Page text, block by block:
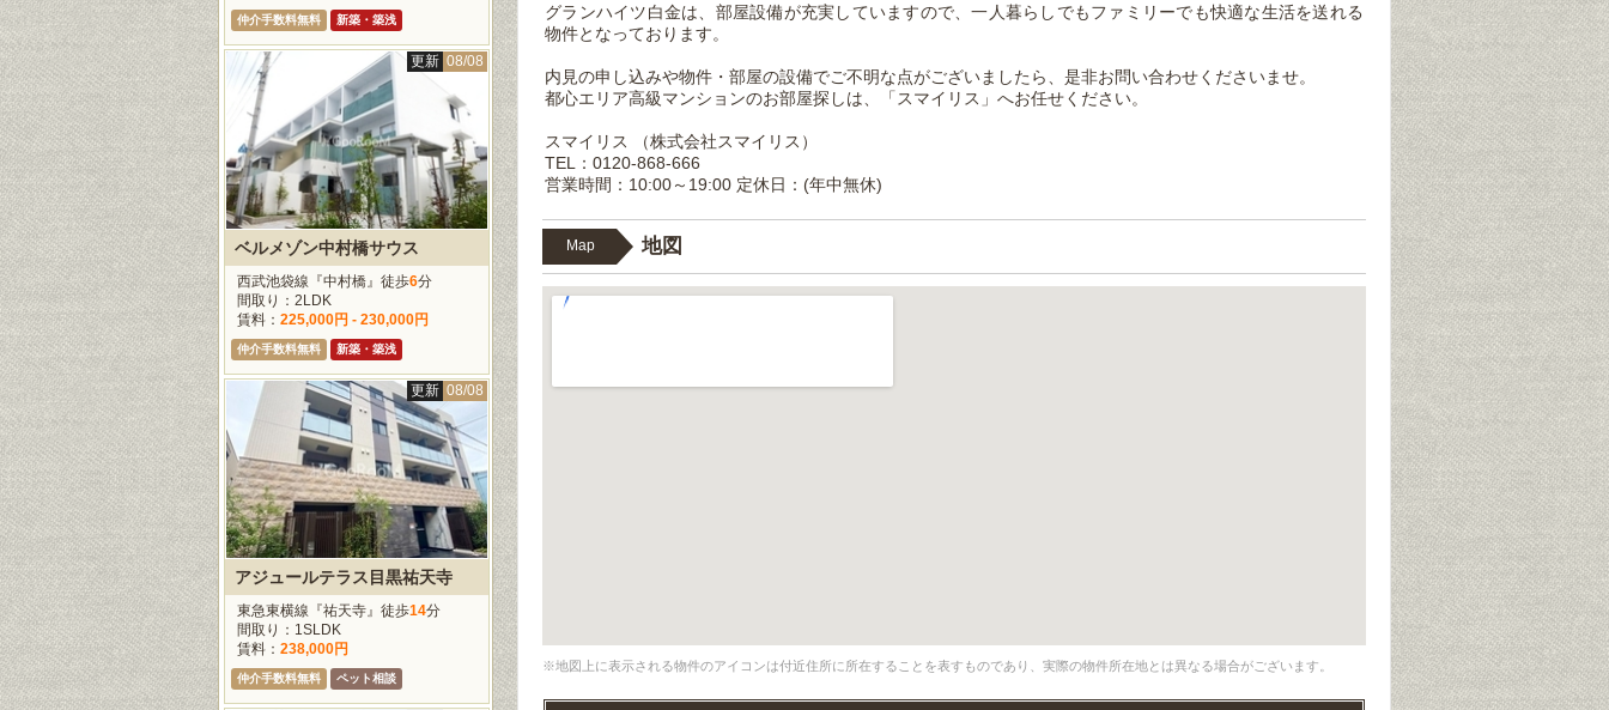
グランハイツ白金は、部屋設備が充実していますので、一人暮らしでもファミリーでも快適な生活を送れる
物件となっております。
内見の申し込みや物件・部屋の設備でご不明な点がございましたら、是非お問い合わせくださいませ。
都心エリア高級マンションのお部屋探しは、「スマイリス」へお任せください。
スマイリス （株式会社スマイリス）
TEL：0120-868-666
営業時間：10:00～19:00 定休日：(年中無休)
Map 地図
※地図上に表示される物件のアイコンは付近住所に所在することを表すものであり、実際の物件所在地とは異なる場合がございます。
仲介手数料無料 新築・築浅
更新 08/08
ベルメゾン中村橋サウス
西武池袋線『中村橋』徒歩6分
間取り：2LDK
賃料： 225,000円 - 230,000円
仲介手数料無料 新築・築浅
更新 08/08
アジュールテラス目黒祐天寺
東急東横線『祐天寺』徒歩14分
間取り：1SLDK
賃料： 238,000円
仲介手数料無料 ペット相談